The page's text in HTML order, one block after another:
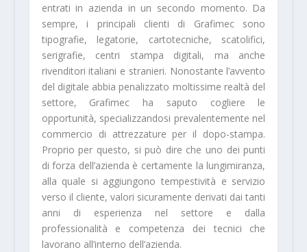
entrati in azienda in un secondo momento. Da
sempre, i principali clienti di Grafimec sono
tipografie, legatorie, cartotecniche, scatolifici,
serigrafie, centri stampa digitali, ma anche
rivenditori italiani e stranieri. Nonostante l’avvento
del digitale abbia penalizzato moltissime realtà del
settore, Grafimec ha saputo cogliere le
opportunità, specializzandosi prevalentemente nel
commercio di attrezzature per il dopo-stampa.
Proprio per questo, si può dire che uno dei punti
di forza dell’azienda è certamente la lungimiranza,
alla quale si aggiungono tempestività e servizio
verso il cliente, valori sicuramente derivati dai tanti
anni di esperienza nel settore e dalla
professionalità e competenza dei tecnici che
lavorano all’interno dell’azienda.